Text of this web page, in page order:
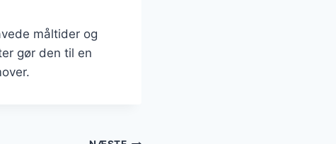
måltider og
gør den til en